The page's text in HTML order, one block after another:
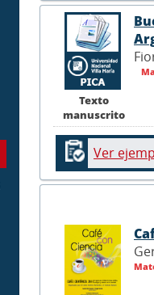
Texto
manuscrito
Ver